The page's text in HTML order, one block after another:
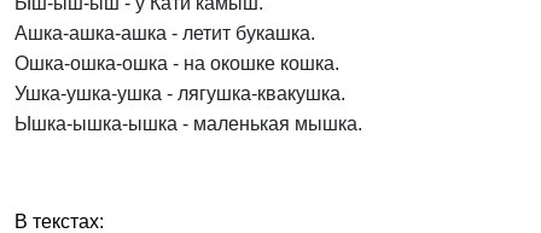
Ашка-ашка-ашка - летит букашка.
Ошка-ошка-ошка - на окошке кошка.
Ушка-ушка-ушка - лягушка-квакушка.
Ышка-ышка-ышка - маленькая мышка.
В текстах: